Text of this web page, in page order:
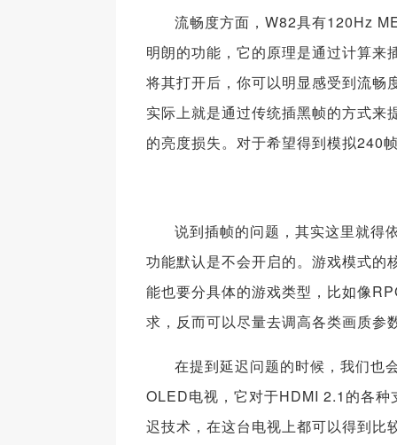
流畅度方面，W82具有120Hz
明朗的功能，它的原理是通过计算
将其打开后，你可以明显感受到流畅
实际上就是通过传统插黑帧的方式
的亮度损失。对于希望得到模拟240
说到插帧的问题，其实这里就
功能默认是不会开启的。游戏模式的
能也要分具体的游戏类型，比如像
求，反而可以尽量去调高各类画质参
在提到延迟问题的时候，我们也
OLED电视，它对于HDMI 2.1的各
迟技术，在这台电视上都可以得到